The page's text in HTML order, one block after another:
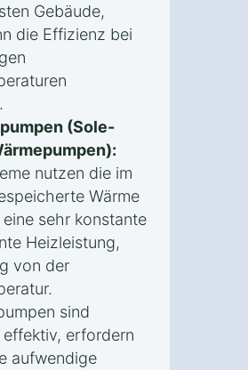
Gebäude,
die Effizienz bei
(Sole-
nutzen die im
Wärme
sehr konstante
Heizleistung,
von der
sind
erfordern
aufwendige